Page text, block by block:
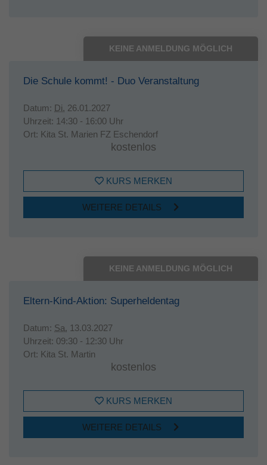
KEINE ANMELDUNG MÖGLICH
Die Schule kommt! - Duo Veranstaltung
Datum: Di. 26.01.2027
Uhrzeit: 14:30 - 16:00 Uhr
Ort: Kita St. Marien FZ Eschendorf
kostenlos
KURS MERKEN
WEITERE DETAILS
KEINE ANMELDUNG MÖGLICH
Eltern-Kind-Aktion: Superheldentag
Datum: Sa. 13.03.2027
Uhrzeit: 09:30 - 12:30 Uhr
Ort: Kita St. Martin
kostenlos
KURS MERKEN
WEITERE DETAILS